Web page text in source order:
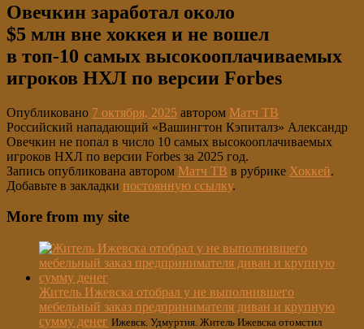
Овечкин заработал около
$5 млн вне хоккея и не вошел
в топ‑10 самых высокооплачиваемых
игроков НХЛ по версии Forbes
Опубликовано 7 октября, 2025 автором Матч ТВ
Российский нападающий «Вашингтон Кэпиталз» Александр
Овечкин не попал в число 10 самых высокооплачиваемых
игроков НХЛ по версии Forbes за 2025 год.
Запись опубликована автором Матч ТВ в рубрике Хоккей.
Добавьте в закладки постоянную ссылку.
More from my site
Житель Ижевска отобрал у не выполнившего
мебельный заказ предпринимателя диван и крупную
сумму денег Ижевск. Удмуртия. Житель Ижевска отомстил